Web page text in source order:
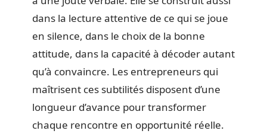
dans la lecture attentive de ce qui se joue
en silence, dans le choix de la bonne
attitude, dans la capacité à décoder autant
qu’à convaincre. Les entrepreneurs qui
maîtrisent ces subtilités disposent d’une
longueur d’avance pour transformer
chaque rencontre en opportunité réelle.